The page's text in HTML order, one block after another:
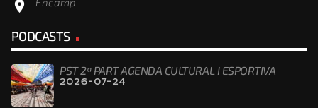
location_on
PODCASTS
PST 2ª PART AGENDA CULTURAL I ESPORTIVA
2026-07-24